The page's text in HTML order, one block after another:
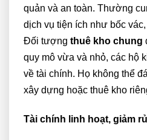
quản và an toàn. Thường
dịch vụ tiện ích như bốc
Đối tượng thuê kho chung
quy mô vừa và nhỏ, các hộ
về tài chính. Họ không thể
xây dựng hoặc thuê kho
Tài chính linh hoạt, giảm